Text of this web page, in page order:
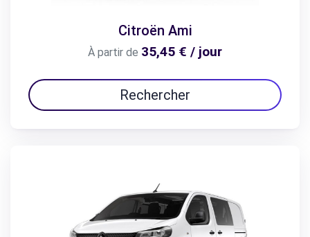
Citroën Ami
À partir de 35,45 € / jour
Rechercher